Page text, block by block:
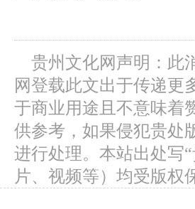
贵州文化网声明：此
网登载此文出于传递更
于商业用途且不意味着
供参考，如果侵犯贵处
进行处理。本站出处写
片、视频等）均受版权